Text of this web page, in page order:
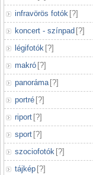
infravörös fotók [?]
koncert - színpad [?]
légifotók [?]
makró [?]
panoráma [?]
portré [?]
riport [?]
sport [?]
szociofotók [?]
tájkép [?]